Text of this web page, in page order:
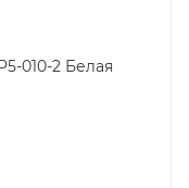
010-2 Белая